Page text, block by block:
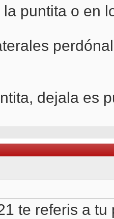
puntita o en
dejala es
te referis a tu